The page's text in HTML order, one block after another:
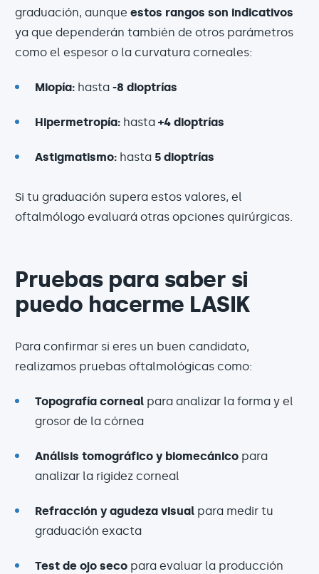
graduación, aunque estos rangos son indicativos
ya que dependerán también de otros parámetros
como el espesor o la curvatura corneales:
Miopía: hasta -8 dioptrías
Hipermetropía: hasta +4 dioptrías
Astigmatismo: hasta 5 dioptrías
Si tu graduación supera estos valores, el
oftalmólogo evaluará otras opciones quirúrgicas.
Pruebas para saber si
puedo hacerme LASIK
Para confirmar si eres un buen candidato,
realizamos pruebas oftalmológicas como:
Topografía corneal para analizar la forma y el
grosor de la córnea
Análisis tomográfico y biomecánico para
analizar la rigidez corneal
Refracción y agudeza visual para medir tu
graduación exacta
Test de ojo seco para evaluar la producción